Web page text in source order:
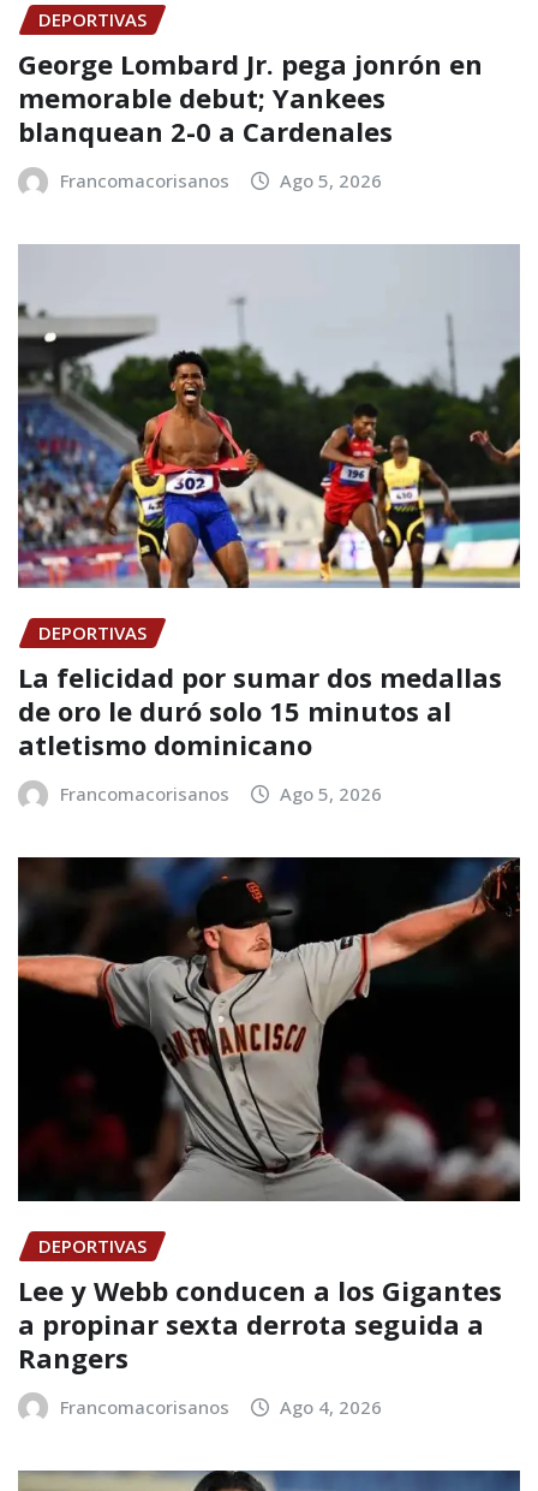
DEPORTIVAS
George Lombard Jr. pega jonrón en
memorable debut; Yankees
blanquean 2-0 a Cardenales
Francomacorisanos Ago 5, 2026
DEPORTIVAS
La felicidad por sumar dos medallas
de oro le duró solo 15 minutos al
atletismo dominicano
Francomacorisanos Ago 5, 2026
DEPORTIVAS
Lee y Webb conducen a los Gigantes
a propinar sexta derrota seguida a
Rangers
Francomacorisanos Ago 4, 2026